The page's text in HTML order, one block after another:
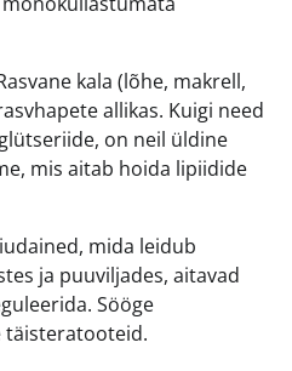
kala (lõhe, makrell,
allikas. Kuigi need
on neil üldine
mis aitab hoida lipiidide
mida leidub
ja puuviljades, aitavad
Sööge
täisteratooteid.